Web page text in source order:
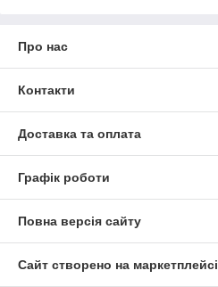
Про нас
Контакти
Доставка та оплата
Графік роботи
Повна версія сайту
Сайт створено на маркетплейсі